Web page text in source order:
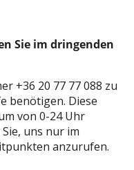
Sie im dringenden
+36 20 77 77 088 zu
benötigen. Diese
von 0-24 Uhr
uns nur im
anzurufen.